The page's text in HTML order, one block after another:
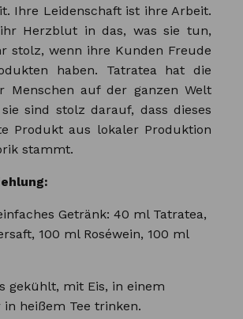
Ihre Leidenschaft ist ihre Arbeit.
Herzblut in das, was sie tun,
stolz, wenn ihre Kunden Freude
haben. Tatratea hat die
Menschen auf der ganzen Welt
sind stolz darauf, dass dieses
Produkt aus lokaler Produktion
stammt.
Getränk: 40 ml Tatratea,
100 ml Roséwein, 100 ml
gekühlt, mit Eis, in einem
in heißem Tee trinken.